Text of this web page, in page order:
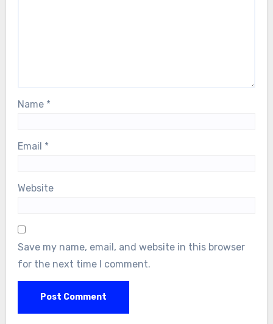
Name *
Email *
Website
Save my name, email, and website in this browser
for the next time I comment.